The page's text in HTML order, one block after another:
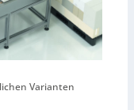
Varianten